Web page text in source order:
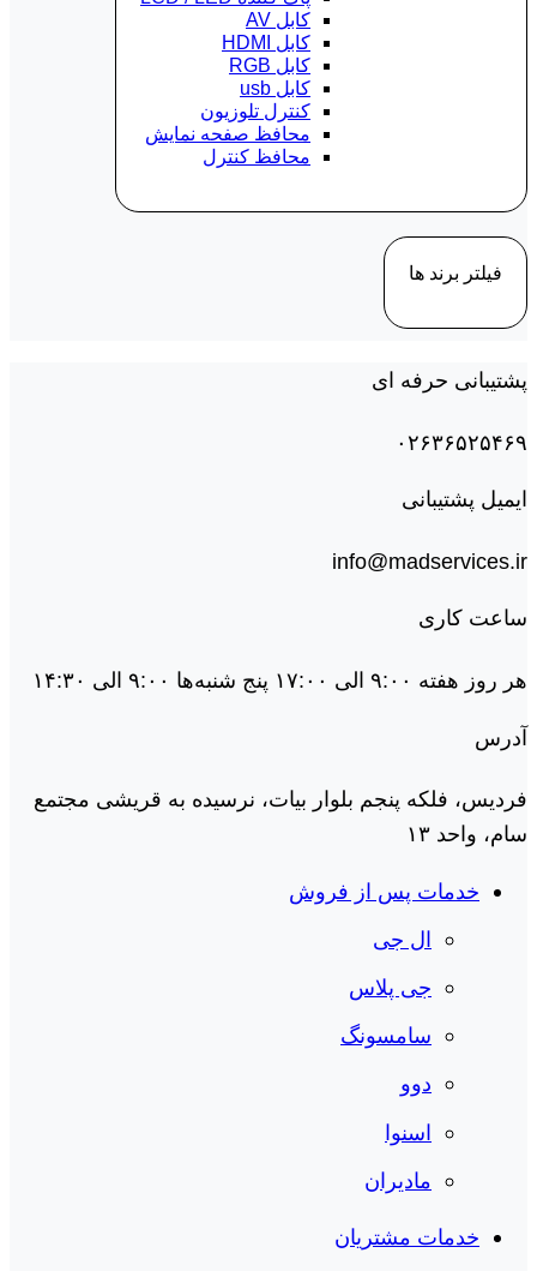
کابل AV
کابل HDMI
کابل RGB
کابل usb
کنترل تلوزیون
محافظ صفحه نمایش
محافظ کنترل
فیلتر برند ها
پشتیبانی حرفه ای
۰۲۶۳۶۵۲۵۴۶۹
ایمیل پشتیبانی
info@madservices.ir
ساعت کاری
هر روز هفته ۹:۰۰ الی ۱۷:۰۰ پنج شنبه‌ها ۹:۰۰ الی ۱۴:۳۰
آدرس
فردیس، فلکه پنجم بلوار بیات، نرسیده به قریشی مجتمع
سام، واحد ۱۳
خدمات پس از فروش
ال جی
جی پلاس
سامسونگ
دوو
اسنوا
مادیران
خدمات مشتریان